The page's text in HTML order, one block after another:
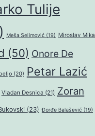
Tulije
Meša Selimović (19) Miroslav Mika
(50) Onore De
(20) Petar Lazić
Vladan Desnica (21) Zoran
(23) Đorđe Balašević (19)